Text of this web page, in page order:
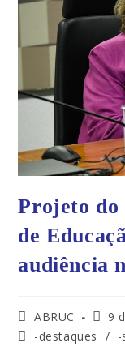
Projeto do
de
audiência
ABRUC
9
-destaques
/